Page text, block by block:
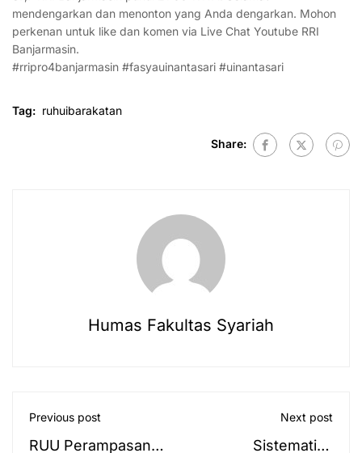
mendengarkan dan menonton yang Anda dengarkan. Mohon
perkenan untuk like dan komen via Live Chat Youtube RRI
Banjarmasin.
#rripro4banjarmasin #fasyauinantasari #uinantasari
Tag: ruhuibarakatan
Share:
Humas Fakultas Syariah
Previous post
RUU Perampasan
Next post
Sistematika